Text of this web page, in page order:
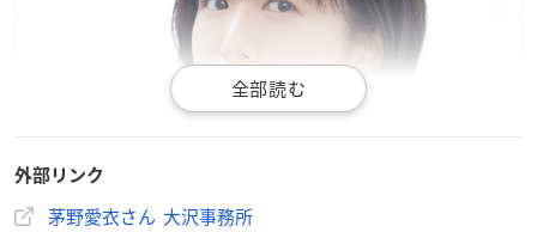
外部リンク
茅野愛衣さん 大沢事務所